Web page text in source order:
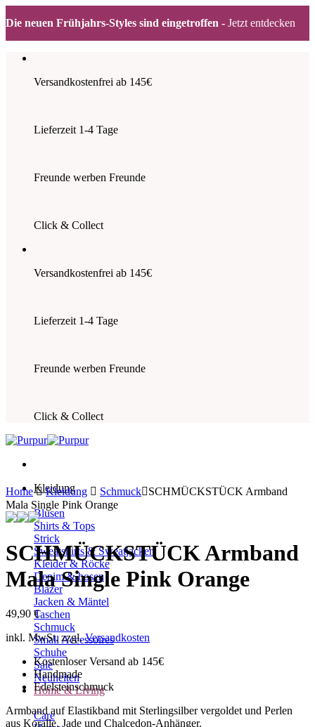
Die neuen Frühjahrs-Styles sind eingetroffen - Jetzt entdecken
Inhalt
Versandkostenfrei ab 145€
Lieferzeit 1-4 Tage
Freunde werben Freunde
Click & Collect
Versandkostenfrei ab 145€
Lieferzeit 1-4 Tage
Freunde werben Freunde
Click & Collect
Kleidung
Blusen
Shirts & Tops
Strick
Sweatshirts & Sweatjacken
Kleider & Röcke
Denim & hosen
Blazer
Jacken & Mäntel
Taschen
Schmuck
Small Accessoires
Schuhe
Sale
Neuheiten
Home & Living
Care
Home Kleidung Schmuck
SCHMÜCKSTÜCK Armband
Mala Single Pink Orange
SCHMÜCKSTÜCK Armband
Mala Single Pink Orange
49,90 €
inkl. MwSt. zzgl.Versandkosten
Kostenloser Versand ab 145€
Handmade
Edelsteinschmuck
Armband auf Elastikband mit Sterlingsilber vergoldet und Perlen
aus Koralle, Jade und Chalcedon-Anhänger.